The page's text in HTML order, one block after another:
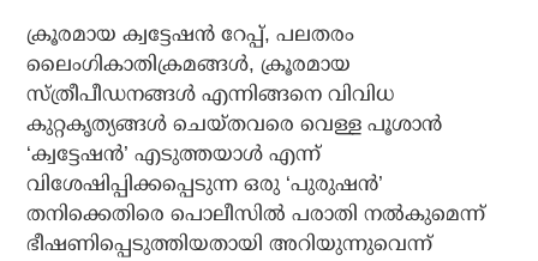
ക്രൂരമായ ക്വട്ടേഷന്‍ റേപ്പ്, പലതരം
ലൈംഗികാതിക്രമങ്ങള്‍, ക്രൂരമായ
സ്ത്രീപീഡനങ്ങള്‍ എന്നിങ്ങനെ വിവിധ
കുറ്റകൃത്യങ്ങള്‍ ചെയ്തവരെ വെള്ള പൂശാന്‍
‘ക്വട്ടേഷന്‍’ എടുത്തയാള്‍ എന്ന്
വിശേഷിപ്പിക്കപ്പെടുന്ന ഒരു ‘പുരുഷന്‍’
തനിക്കെതിരെ പൊലീസില്‍ പരാതി നല്‍കുമെന്ന്
ഭീഷണിപ്പെടുത്തിയതായി അറിയുന്നുവെന്ന്